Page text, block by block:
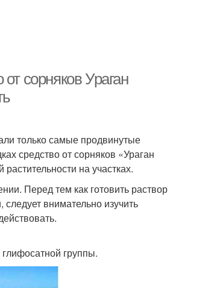
сорняков Ураган
только самые продвинутые
средство от сорняков «Ураган
на участках.
Перед тем как готовить раствор
внимательно изучить
группы.